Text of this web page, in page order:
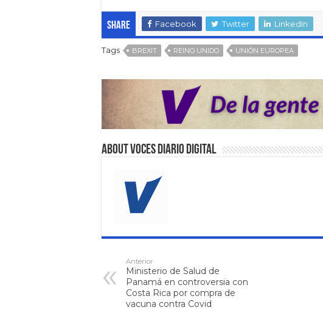
Share Facebook Twitter LinkedIn
Tags BREXIT REINO UNIDO UNIÓN EUROPEA
About VOCES Diario digital
Anterior
Ministerio de Salud de
Panamá en controversia con
Costa Rica por compra de
vacuna contra Covid